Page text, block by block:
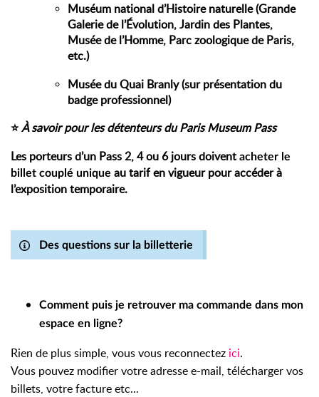
Muséum national d’Histoire naturelle (Grande
Galerie de l’Évolution, Jardin des Plantes,
Musée de l’Homme, Parc zoologique de Paris,
etc.)
Musée du Quai Branly (sur présentation du
badge professionnel)
⭐À savoir pour les détenteurs du Paris Museum Pass
Les porteurs d’un Pass 2, 4 ou 6 jours doivent acheter le
billet couplé unique au tarif en vigueur pour accéder à
l’exposition temporaire.
Des questions sur la billetterie
Comment puis je retrouver ma commande dans mon
espace en ligne?
Rien de plus simple, vous vous reconnectez ici.
Vous pouvez modifier votre adresse e-mail, télécharger vos
billets, votre facture etc...